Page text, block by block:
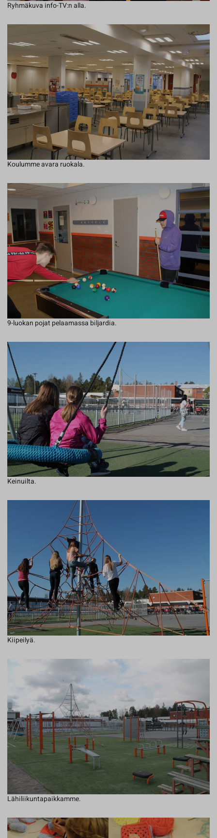
Ryhmäkuva info-TV:n alla.
Koulumme avara ruokala.
9-luokan pojat pelaamassa biljardia.
Keinuilta.
Kiipeilyä.
Lähiliikuntapaikkamme.